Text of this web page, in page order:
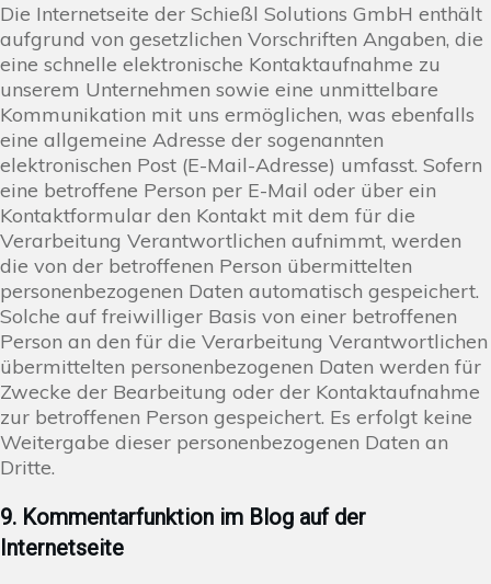
Die Internetseite der Schießl Solutions GmbH enthält
aufgrund von gesetzlichen Vorschriften Angaben, die
eine schnelle elektronische Kontaktaufnahme zu
unserem Unternehmen sowie eine unmittelbare
Kommunikation mit uns ermöglichen, was ebenfalls
eine allgemeine Adresse der sogenannten
elektronischen Post (E-Mail-Adresse) umfasst. Sofern
eine betroffene Person per E-Mail oder über ein
Kontaktformular den Kontakt mit dem für die
Verarbeitung Verantwortlichen aufnimmt, werden
die von der betroffenen Person übermittelten
personenbezogenen Daten automatisch gespeichert.
Solche auf freiwilliger Basis von einer betroffenen
Person an den für die Verarbeitung Verantwortlichen
übermittelten personenbezogenen Daten werden für
Zwecke der Bearbeitung oder der Kontaktaufnahme
zur betroffenen Person gespeichert. Es erfolgt keine
Weitergabe dieser personenbezogenen Daten an
Dritte.
9. Kommentarfunktion im Blog auf der
Internetseite